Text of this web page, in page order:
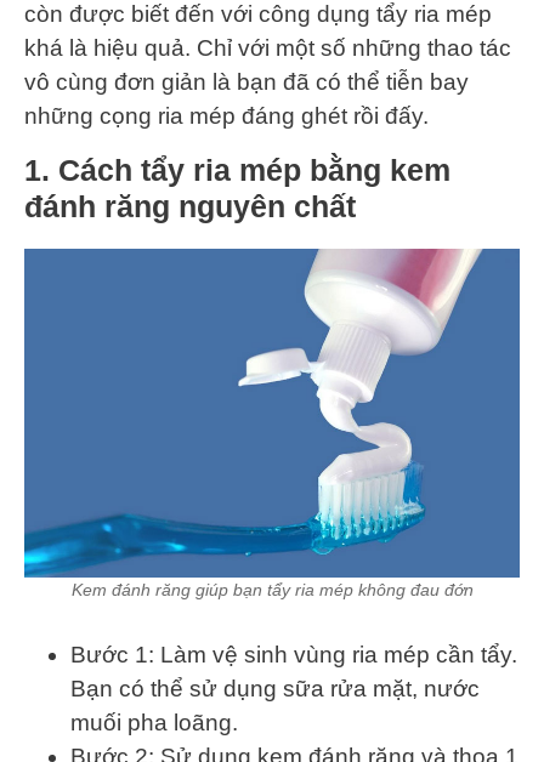
còn được biết đến với công dụng tẩy ria mép
khá là hiệu quả. Chỉ với một số những thao tác
vô cùng đơn giản là bạn đã có thể tiễn bay
những cọng ria mép đáng ghét rồi đấy.
1. Cách tẩy ria mép bằng kem
đánh răng nguyên chất
Kem đánh răng giúp bạn tẩy ria mép không đau đớn
Bước 1: Làm vệ sinh vùng ria mép cần tẩy.
Bạn có thể sử dụng sữa rửa mặt, nước
muối pha loãng.
Bước 2: Sử dụng kem đánh răng và thoa 1